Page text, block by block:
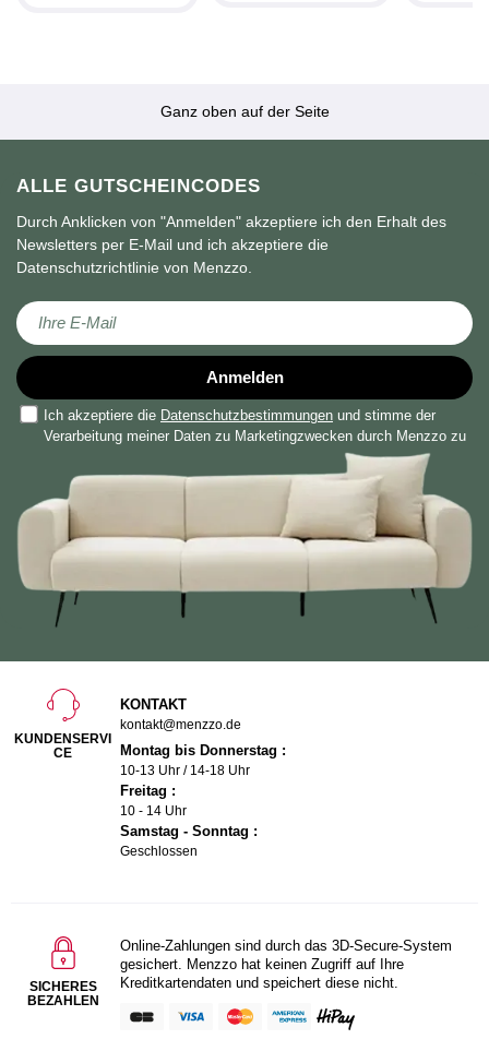
Ganz oben auf der Seite
ALLE GUTSCHEINCODES
Durch Anklicken von "Anmelden" akzeptiere ich den Erhalt des
Newsletters per E-Mail und ich akzeptiere die
Datenschutzrichtlinie von Menzzo.
Melden Sie sich für unseren Newsletter an:
Anmelden
Ich akzeptiere die Datenschutzbestimmungen und stimme der
Verarbeitung meiner Daten zu Marketingzwecken durch Menzzo zu
KUNDENSERVI
CE
KONTAKT
kontakt@menzzo.de
Montag bis Donnerstag :
10-13 Uhr / 14-18 Uhr
Freitag :
10 - 14 Uhr
Samstag - Sonntag :
Geschlossen
SICHERES
BEZAHLEN
Online-Zahlungen sind durch das 3D-Secure-System
gesichert. Menzzo hat keinen Zugriff auf Ihre
Kreditkartendaten und speichert diese nicht.